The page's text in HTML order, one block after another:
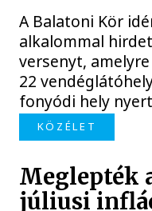
A Balatoni Kör
alkalommal
versenyt,
22
fonyódi hely
KÖZÉLET
Meglepték
júliusi